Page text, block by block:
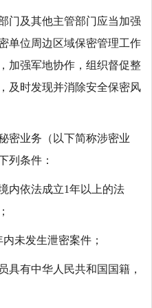
门及其他主管部门应当加强
单位周边区域保密管理工作
加强军地协作，组织督促整
及时发现并消除安全保密风
密业务（以下简称涉密业
列条件：
内依法成立1年以上的法
未发生泄密案件；
具有中华人民共和国国籍，